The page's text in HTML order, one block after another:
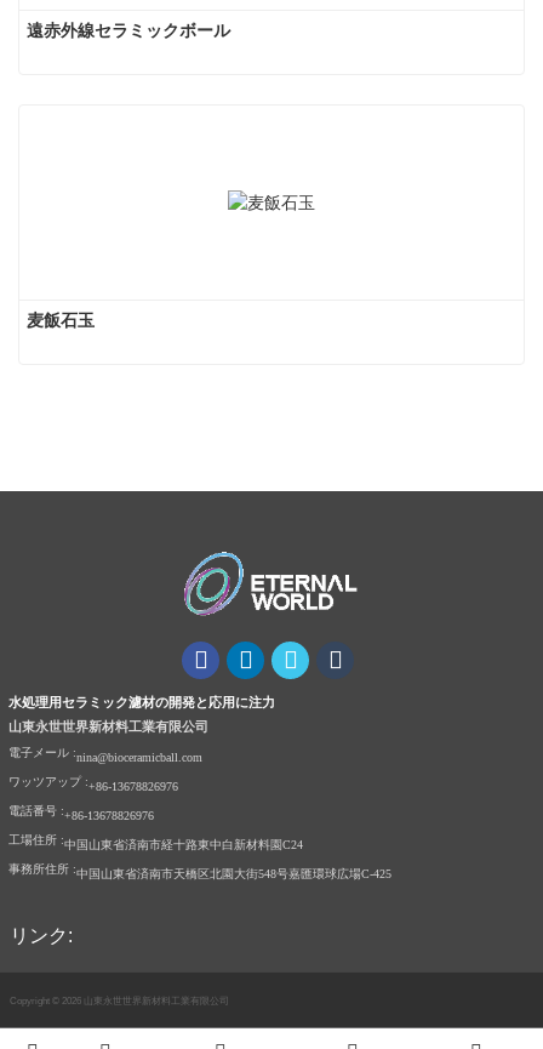
遠赤外線セラミックボール
麦飯石玉
水処理用セラミック濾材の開発と応用に注力
山東永世世界新材料工業有限公司
電子メール :nina@bioceramicball.com
ワッツアップ :+86-13678826976
電話番号 :+86-13678826976
工場住所 :中国山東省済南市経十路東中白新材料園C24
事務所住所 :中国山東省済南市天橋区北園大街548号嘉匯環球広場C-425
リンク:
Copyright © 2026 山東永世世界新材料工業有限公司